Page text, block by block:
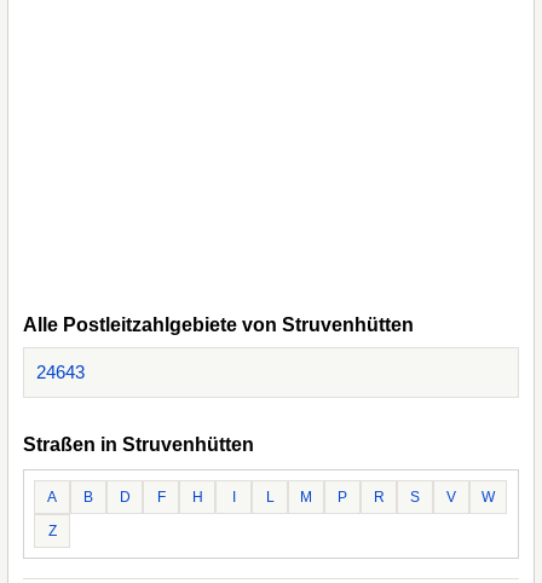
Alle Postleitzahlgebiete von Struvenhütten
24643
Straßen in Struvenhütten
A B D F H L M P R S V
W
Z